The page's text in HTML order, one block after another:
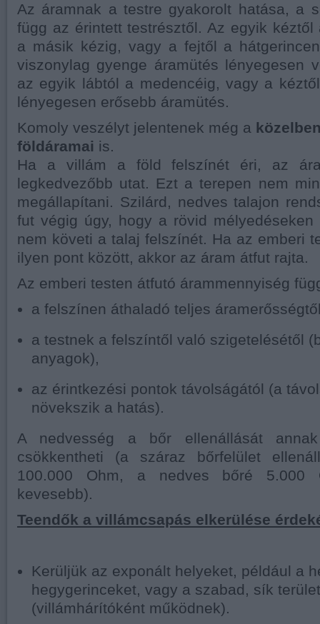
Az áramnak a testre gyakorolt hatása, a
függ az érintett testrésztől. Az egyik
a másik kézig, vagy a fejtől a
viszonylag gyenge áramütés lényegesen
az egyik lábtól a medencéig, vagy a
lényegesen erősebb áramütés.
Komoly veszélyt jelentenek még a
földáramai is.
Ha a villám a föld felszínét éri, az
legkedvezőbb utat. Ezt a terepen nem
megállapítani. Szilárd, nedves talajon
fut végig úgy, hogy a rövid
nem követi a talaj felszínét. Ha az emberi
ilyen pont között, akkor az áram átfut rajta.
Az emberi testen átfutó árammennyiség
a felszínen áthaladó teljes
a testnek a felszíntől való szigetelésétől
anyagok),
az érintkezési pontok távolságától (a
növekszik a hatás).
A nedvesség a bőr ellenállását
csökkentheti (a száraz bőrfelület
100.000 Ohm, a nedves bőré 5.000
kevesebb).
Teendők a villámcsapás elkerülése
Kerüljük az exponált helyeket, például a
hegygerinceket, vagy a szabad, sík
(villámhárítóként működnek).